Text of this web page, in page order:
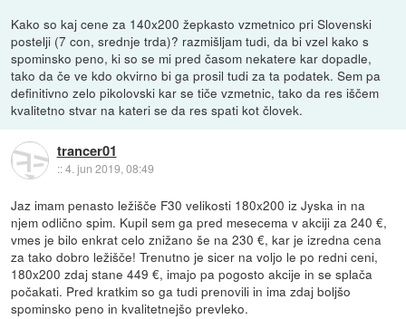
Kako so kaj cene za 140x200 žepkasto vzmetnico pri Slovenski
postelji (7 con, srednje trda)? razmišljam tudi, da bi vzel kako s
spominsko peno, ki so se mi pred časom nekatere kar dopadle,
tako da če ve kdo okvirno bi ga prosil tudi za ta podatek. Sem pa
definitivno zelo pikolovski kar se tiče vzmetnic, tako da res iščem
kvalitetno stvar na kateri se da res spati kot človek.
trancer01
::4. jun 2019, 08:49
Jaz imam penasto ležišče F30 velikosti 180x200 iz Jyska in na
njem odlično spim. Kupil sem ga pred mesecema v akciji za 240 €,
vmes je bilo enkrat celo znižano še na 230 €, kar je izredna cena
za tako dobro ležišče! Trenutno je sicer na voljo le po redni ceni,
180x200 zdaj stane 449 €, imajo pa pogosto akcije in se splača
počakati. Pred kratkim so ga tudi prenovili in ima zdaj boljšo
spominsko peno in kvalitetnejšo prevleko.